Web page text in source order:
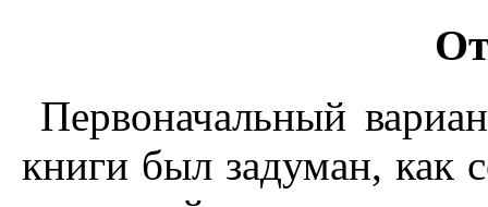
Первоначальный
книги был задуман, как